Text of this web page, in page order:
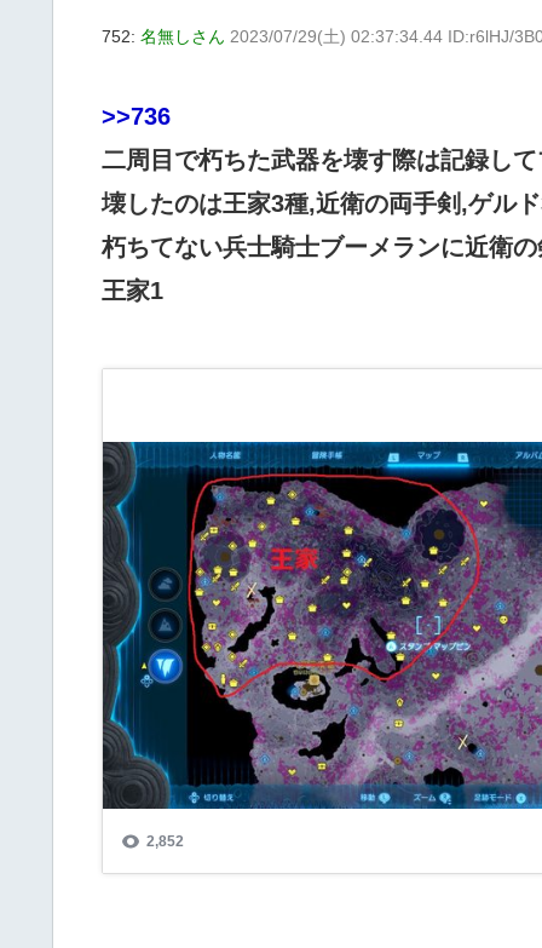
752: 名無しさん 2023/07/29(土) 02:37:34.44 ID:r6lHJ/
>>736
二周目で朽ちた武器を壊す際は記録し
壊したのは王家3種,近衛の両手剣,ゲル
朽ちてない兵士騎士ブーメランに近衛
王家1